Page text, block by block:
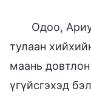
Одоо,
тулаан
маань
үгүйсгэхэд